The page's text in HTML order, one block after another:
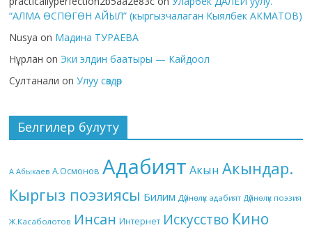
“АЛМА ӨСПӨГӨН АЙЫЛ” (кыргызчалаган Кыялбек АКМАТОВ)
Nusya on Мадина ТУРАЕВА
Нұрлан on Эки элдин баатыры — Кайдоол
Султанали onУлуу сөздөр
Белгилер булуту
А.Абыкаев А.Осмонов Адабият Акын Акындар.
Кыргыз поэзиясы Билим Дүйнөлүк адабият Дүйнөлүк поэзия
Ж.Касаболотов Инсан Интернет Искусство Кино